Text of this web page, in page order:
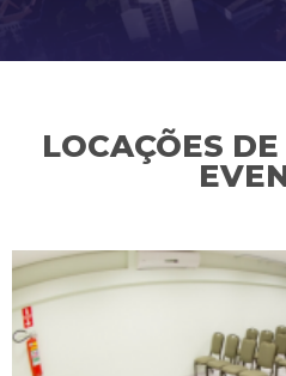
LOCAÇÕES